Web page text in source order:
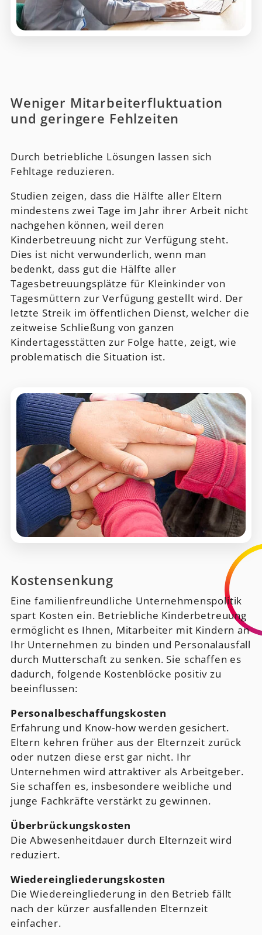
Weniger Mitarbeiterfluktuation
und geringere Fehlzeiten
Durch betriebliche Lösungen lassen sich
Fehltage reduzieren.
Studien zeigen, dass die Hälfte aller Eltern
mindestens zwei Tage im Jahr ihrer Arbeit nicht
nachgehen können, weil deren
Kinderbetreuung nicht zur Verfügung steht.
Dies ist nicht verwunderlich, wenn man
bedenkt, dass gut die Hälfte aller
Tagesbetreuungsplätze für Kleinkinder von
Tagesmüttern zur Verfügung gestellt wird. Der
letzte Streik im öffentlichen Dienst, welcher die
zeitweise Schließung von ganzen
Kindertagesstätten zur Folge hatte, zeigt, wie
problematisch die Situation ist.
Kostensenkung
Eine familienfreundliche Unternehmenspolitik
spart Kosten ein. Betriebliche Kinderbetreuung
ermöglicht es Ihnen, Mitarbeiter mit Kindern an
Ihr Unternehmen zu binden und Personalausfall
durch Mutterschaft zu senken. Sie schaffen es
dadurch, folgende Kostenblöcke positiv zu
beeinflussen:
Personalbeschaffungskosten
Erfahrung und Know-how werden gesichert.
Eltern kehren früher aus der Elternzeit zurück
oder nutzen diese erst gar nicht. Ihr
Unternehmen wird attraktiver als Arbeitgeber.
Sie schaffen es, insbesondere weibliche und
junge Fachkräfte verstärkt zu gewinnen.
Überbrückungskosten
Die Abwesenheitdauer durch Elternzeit wird
reduziert.
Wiedereingliederungskosten
Die Wiedereingliederung in den Betrieb fällt
nach der kürzer ausfallenden Elternzeit
einfacher.